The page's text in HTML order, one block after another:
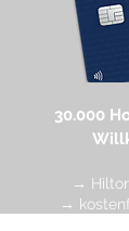
30.000
→
→